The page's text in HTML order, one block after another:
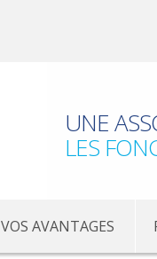
UNE
LES
VOS AVANTAGES